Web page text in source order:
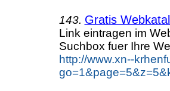
143. Gratis
Link eintragen im
Suchbox fuer Ihre
http://www.xn--